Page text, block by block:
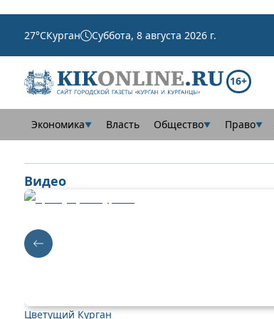
27°CКурган Суббота, 8 августа 2026 г.
16+
Экономика▼ Власть Общество▼ Право▼
Видео
Цветущий Курган